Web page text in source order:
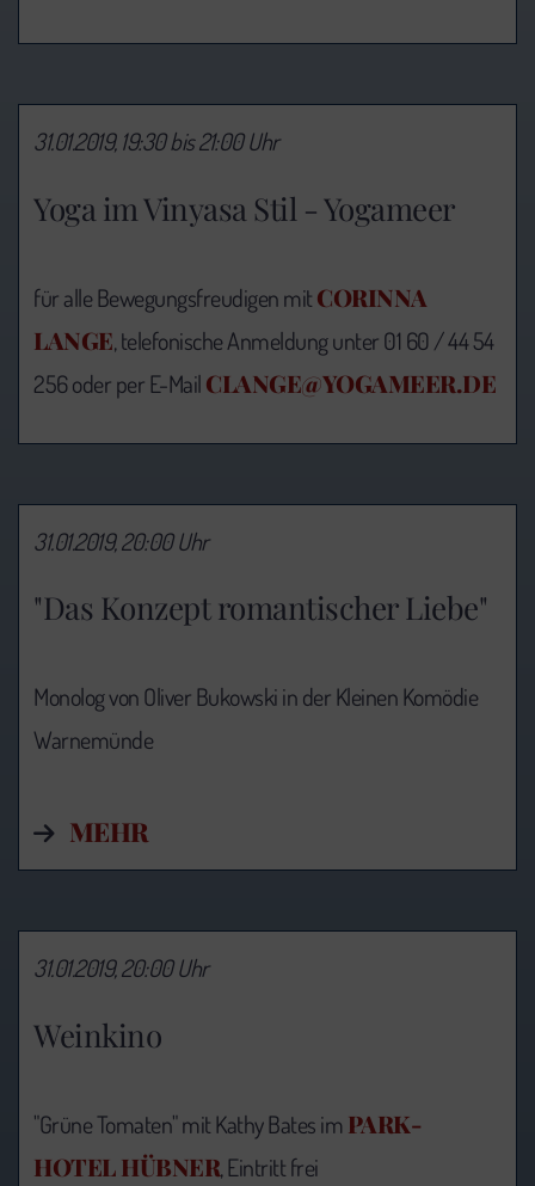
Yoga im Vinyasa Stil - Yogameer
31.01.2019, 19:30 bis 21:00 Uhr
für alle Bewegungsfreudigen mitCORINNA
LANGE, telefonische Anmeldung unter 01 60 / 44 54
256 oder per E-MailCLANGE@YOGAMEER.DE
"Das Konzept romantischer Liebe"
31.01.2019, 20:00 Uhr
Monolog von Oliver Bukowski in der Kleinen Komödie
Warnemünde
MEHR
Weinkino
31.01.2019, 20:00 Uhr
"Grüne Tomaten" mit Kathy Bates imPARK-
HOTEL HÜBNER, Eintritt frei